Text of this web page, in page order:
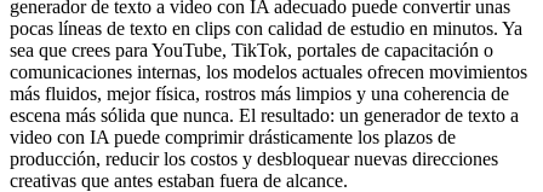
generador de texto a video con IA adecuado puede convertir unas
pocas líneas de texto en clips con calidad de estudio en minutos. Ya
sea que crees para YouTube, TikTok, portales de capacitación o
comunicaciones internas, los modelos actuales ofrecen movimientos
más fluidos, mejor física, rostros más limpios y una coherencia de
escena más sólida que nunca. El resultado: un generador de texto a
video con IA puede comprimir drásticamente los plazos de
producción, reducir los costos y desbloquear nuevas direcciones
creativas que antes estaban fuera de alcance.